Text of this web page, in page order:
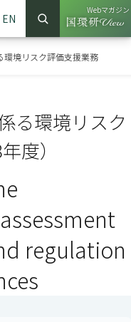
EN
サイト内検索
検索
Webマガジン
（別ウイ
環境リスク評価支援業務
る環境リスク
度）
regulation